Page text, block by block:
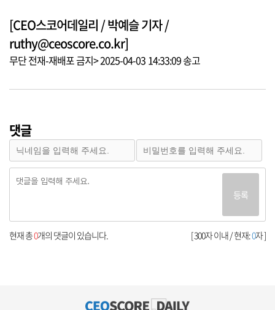
[CEO스코어데일리 / 박예슬 기자 /
ruthy@ceoscore.co.kr]
무단 전재-재배포 금지> 2025-04-03 14:33:09 송고
댓글
등록
[ 300자 이내 / 현재:0자 ]
현재 총0개의 댓글이 있습니다.